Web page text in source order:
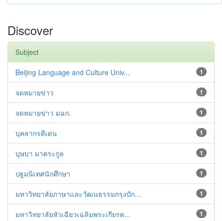
Discover
Subject
1
Beijing Language and Culture Univ...
1
จดหมายข่าว
1
จดหมายข่าว มฉก.
1
บุคลากรดีเด่น
1
บุษบา มาตระกูล
1
ปฐมนิเทศนักศึกษา
1
มหาวิทยาลัยภาษาและวัฒนธรรมกรุงปัก...
1
มหาวิทยาลัยหัวเฉียวเฉลิมพระเกียรต...